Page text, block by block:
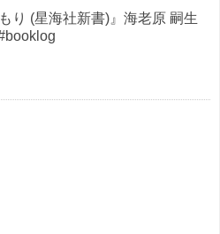
り (星海社新書)』海老原 嗣生